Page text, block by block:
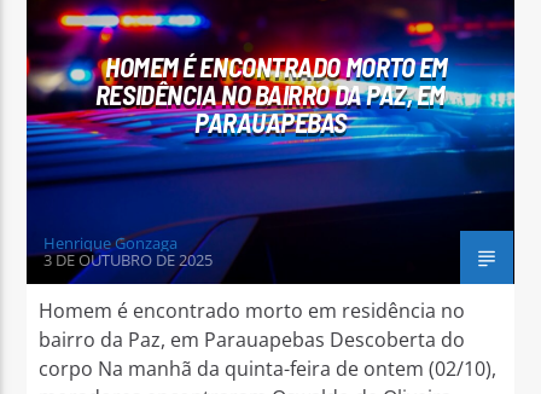
Arara Azul FM
HOMEM É ENCONTRADO MORTO EM
RESIDÊNCIA NO BAIRRO DA PAZ, EM
PARAUAPEBAS
Henrique Gonzaga
3 DE OUTUBRO DE 2025
Homem é encontrado morto em residência no
bairro da Paz, em Parauapebas Descoberta do
corpo Na manhã da quinta-feira de ontem (02/10),